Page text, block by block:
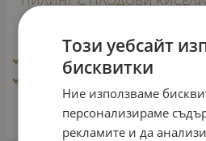
30.17€
Ефект: Био - пилинг
Този уебсайт
бисквитки
Ние използваме
персонализираме
рекламите и да